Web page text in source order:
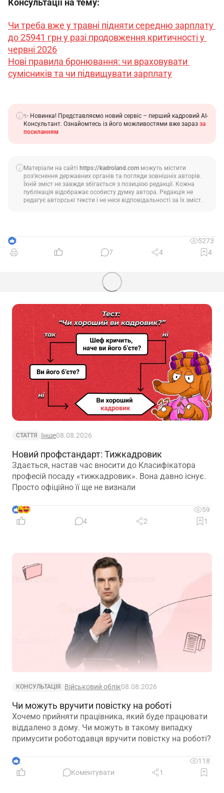
Чи треба вже у травні підняти середню зарплату
до 25941 грн у разі продовження критичності у
червні 2026
Нові правила бронювання: чи враховувати
сумісників та чи підвищувати зарплату
✨ Новинка! Представляємо новий сервіс – перший кадровий АІ-
Консультант. Ознайомтесь із його можливостями вже зараз за
посиланням
Матеріали на сайті https://kadroland.com можуть містити
роз'яснення державних органів та погляди зовнішніх авторів.
Їхній зміст не завжди збігається з позицією редакції. Кожна
публікація відображає особисту думку автора. Редакція не
редагує авторські тексти і не несе відповідальності за їх зміст.
3
5273
7
4 4
СТАТТЯ Інше08.08.2026
Новий профстандарт: Тижкадровик
Здається, настав час вносити до Класифікатора
професій посаду «тижкадровик». Вона давно існує.
Просто офіційно її ще не визнали
9
59
4
2 1
КОНСУЛЬТАЦІЯ Військовий облік08.08.2026
Чи можуть вручити повістку на роботі
Хочемо прийняти працівника, який буде працювати
віддалено з дому. Чи можуть в такому випадку
примусити роботодавця вручити повістку на роботі?
2
118
Коментувати
1